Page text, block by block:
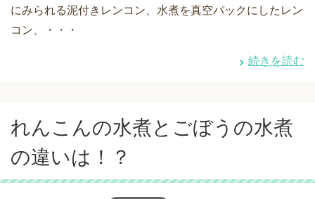
にみられる泥付きレンコン、水煮を真空パックにしたレン
コン、・・・
続きを読む
れんこんの水煮とごぼうの水煮
の違いは！？